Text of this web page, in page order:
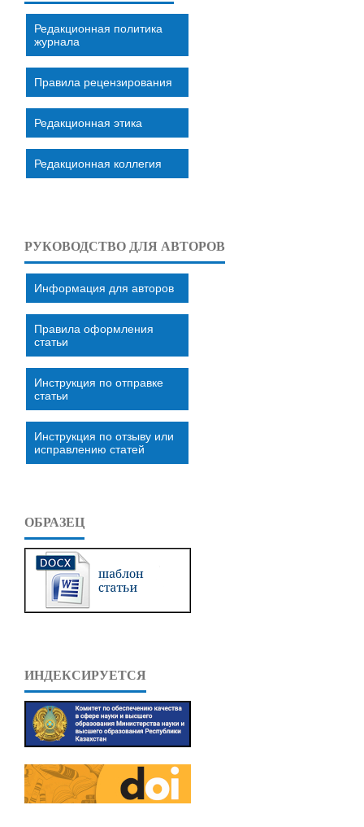
Редакционная политика
журнала
Правила рецензирования
Редакционная этика
Редакционная коллегия
РУКОВОДСТВО ДЛЯ АВТОРОВ
Информация для авторов
Правила оформления
статьи
Инструкция по отправке
статьи
Инструкция по отзыву или
исправлению статей
ОБРАЗЕЦ
ИНДЕКСИРУЕТСЯ